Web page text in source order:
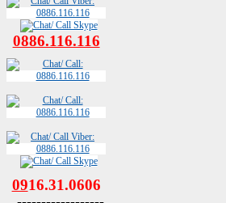
0886.116.116
0916.31.0606